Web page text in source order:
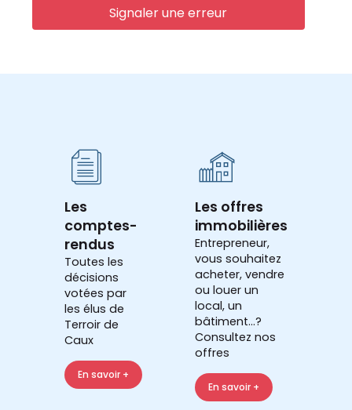
Signaler une erreur
Les
comptes-
rendus
Toutes les
décisions
votées par
les élus de
Terroir de
Caux
En savoir +
Les offres
immobilières
Entrepreneur,
vous souhaitez
acheter, vendre
ou louer un
local, un
bâtiment...?
Consultez nos
offres
En savoir +